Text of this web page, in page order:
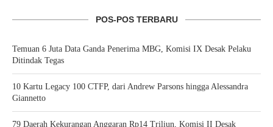
POS-POS TERBARU
Temuan 6 Juta Data Ganda Penerima MBG, Komisi IX Desak Pelaku
Ditindak Tegas
10 Kartu Legacy 100 CTFP, dari Andrew Parsons hingga Alessandra
Giannetto
79 Daerah Kekurangan Anggaran Rp14 Triliun, Komisi II Desak